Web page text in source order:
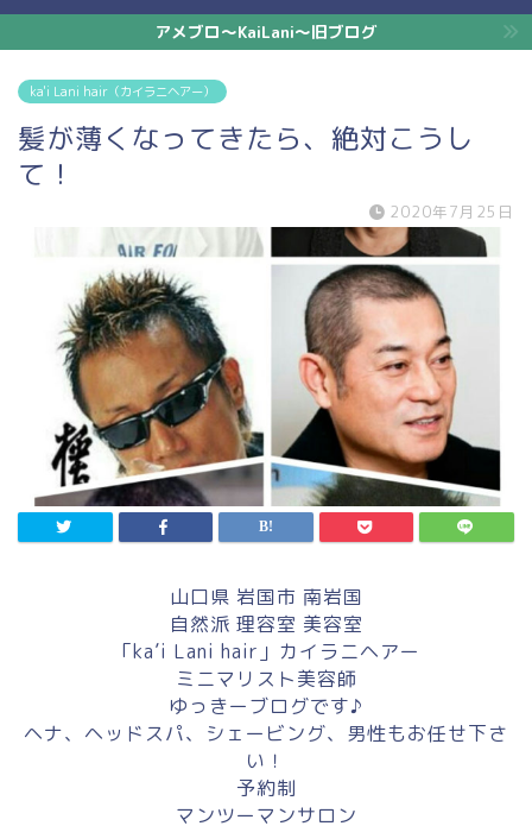
アメブロ〜KaiLani〜旧ブログ
ka'i Lani hair（カイラニヘアー）
髪が薄くなってきたら、絶対こうし
て！
2020年7月25日
山口県 岩国市 南岩国
自然派 理容室 美容室
「ka’i Lani hair」カイラニヘアー
ミニマリスト美容師
ゆっきーブログです♪
ヘナ、ヘッドスパ、シェービング、男性もお任せ下さ
い！
予約制
マンツーマンサロン